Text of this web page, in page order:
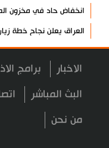
انخفاض حاد في مخزون
العراق يعلن نجاح خطة
رضائي: إيران جاهزة
رئيس بلدية طهران يلتقي
تقرير مصور.. مراسم عزاء
فريق طبي إيراني ينقذ
الاخبار برامج
البث المباشر
من نحن